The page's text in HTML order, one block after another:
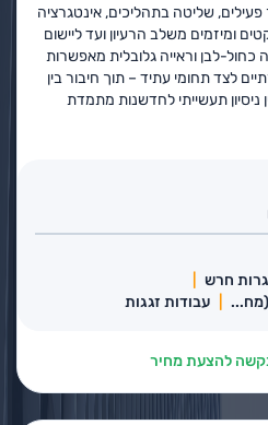
פעילים, שליטה בתהליכים, אינטגרציה
ומיזמים משלב הרעיון ועד ליישום
לבן וראייה גלובלית מאפשרות
לצד תחומי עתיד – תוך חיבור בין
ניסיון תעשייתי לחדשנות מתמדת
חרש
(מח...
עבודות זגגות
להצעת מחיר